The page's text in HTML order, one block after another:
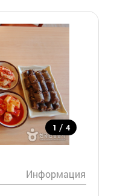
1 / 4
Информация